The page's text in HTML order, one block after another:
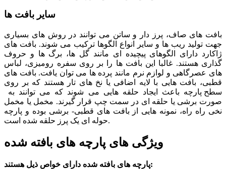
سایر بافت ها
بافت های صاف، پرز دار و ساتن می توانند در روش های بسیاری
جهت تولید ریب ها و سایر انواع الگوها ترکیب می شوند. بافت های
ژاکارد دارای الگوهای پیچیده ای مانند گل ها، برگ ها و حروف
گذاری هستند. غالبا این بافت ها را بر روی سفره رومیزی، لباس
های عصرگاهی و لوازم نرم مانند پرده ها می توان یافت. بافت های
قطبی، بافت هایی با لایه اضافی یا نخ های تار هستند که بر روی
سطح پارچه باعث ایجاد حلقه هایی می شوند که می توانند به
صورت برشی یا حلقه ای در سمت چپ قرار گیرند. مخمل یا مخمل
نخی راه راه، نمونه هایی از بافت های قطبی- برشی بوده و پارچه
حوله ای یک پرز حلقه شده است.
ویژگی های پارچه های بافته شده
پارچه های بافته شده دارای خواص ذیل هستند: